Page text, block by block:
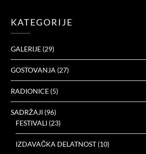
KATEGORIJE
GALERIJE (29)
GOSTOVANJA (27)
RADIONICE (5)
SADRŽAJI (96)
FESTIVALI (23)
IZDAVAČKA DELATNOST (10)